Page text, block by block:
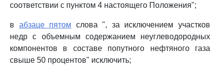
соответствии с пунктом 4 настоящего Положения";
в абзаце пятом слова ", за исключением участков
недр с объемным содержанием неуглеводородных
компонентов в составе попутного нефтяного газа
свыше 50 процентов" исключить;